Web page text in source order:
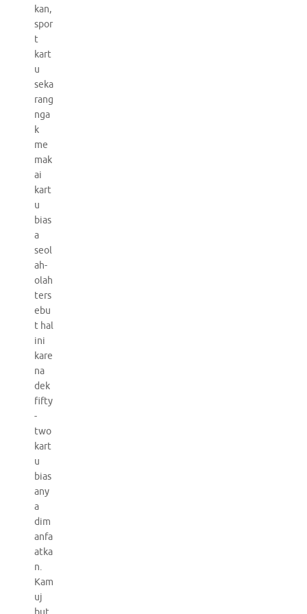
kan,
spor
t
kart
u
seka
rang
nga
k
me
mak
ai
kart
u
bias
a
seol
ah-
olah
ters
ebu
t hal
ini
kare
na
dek
fifty
-
two
kart
u
bias
any
a
dim
anfa
atka
n.
Kam
uj